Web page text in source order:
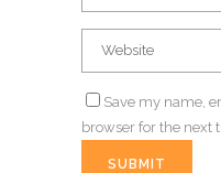
Save my name,
browser for the next